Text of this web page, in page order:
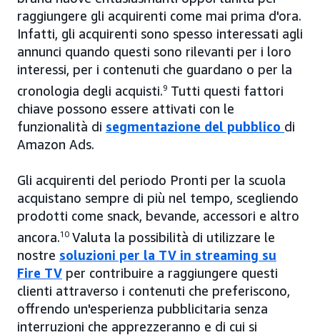
raggiungere gli acquirenti come mai prima d'ora.
Infatti, gli acquirenti sono spesso interessati agli
annunci quando questi sono rilevanti per i loro
interessi, per i contenuti che guardano o per la
cronologia degli acquisti.9 Tutti questi fattori
chiave possono essere attivati con le
funzionalità di segmentazione del pubblico di
Amazon Ads.
Gli acquirenti del periodo Pronti per la scuola
acquistano sempre di più nel tempo, scegliendo
prodotti come snack, bevande, accessori e altro
ancora.10Valuta la possibilità di utilizzare le
nostre soluzioni per la TV in streaming su
Fire TV per contribuire a raggiungere questi
clienti attraverso i contenuti che preferiscono,
offrendo un'esperienza pubblicitaria senza
interruzioni che apprezzeranno e di cui si